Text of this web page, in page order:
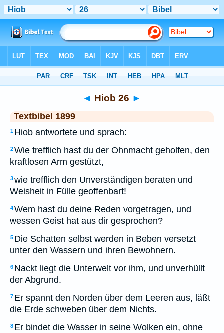
◄ Hiob 26 ►
Textbibel 1899
1 Hiob antwortete und sprach:
2Wie trefflich hast du der Ohnmacht geholfen, den
kraftlosen Arm gestützt,
3wie trefflich den Unverständigen beraten und
Weisheit in Fülle geoffenbart!
4Wem hast du deine Reden vorgetragen, und
wessen Geist hat aus dir gesprochen?
5 Die Schatten selbst werden in Beben versetzt
unter den Wassern und ihren Bewohnern.
6 Nackt liegt die Unterwelt vor ihm, und unverhüllt
der Abgrund.
7 Er spannt den Norden über dem Leeren aus, läßt
die Erde schweben über dem Nichts.
8 Er bindet die Wasser in seine Wolken ein, ohne